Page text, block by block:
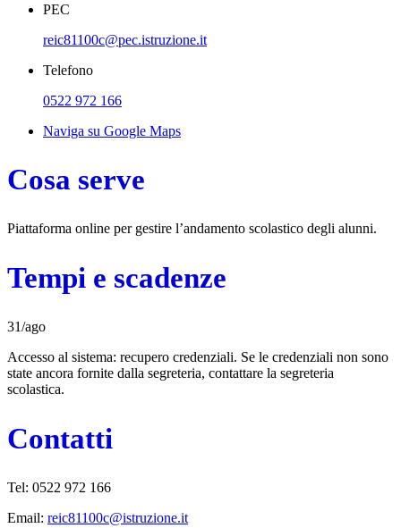
PEC
reic81100c@pec.istruzione.it
Telefono
0522 972 166
Naviga su Google Maps
Cosa serve
Piattaforma online per gestire l’andamento scolastico degli alunni.
Tempi e scadenze
31/ago
Accesso al sistema: recupero credenziali. Se le credenziali non sono
state ancora fornite dalla segreteria, contattare la segreteria
scolastica.
Contatti
Tel: 0522 972 166
Email: reic81100c@istruzione.it